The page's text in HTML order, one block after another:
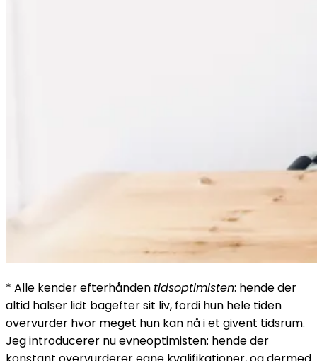
* Alle kender efterhånden tidsoptimisten: hende der
altid halser lidt bagefter sit liv, fordi hun hele tiden
overvurder hvor meget hun kan nå i et givent tidsrum.
Jeg introducerer nu evneoptimisten: hende der